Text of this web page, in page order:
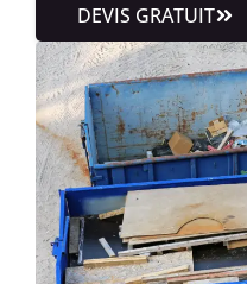
DEVIS GRATUIT